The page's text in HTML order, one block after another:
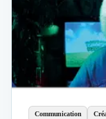
Communication